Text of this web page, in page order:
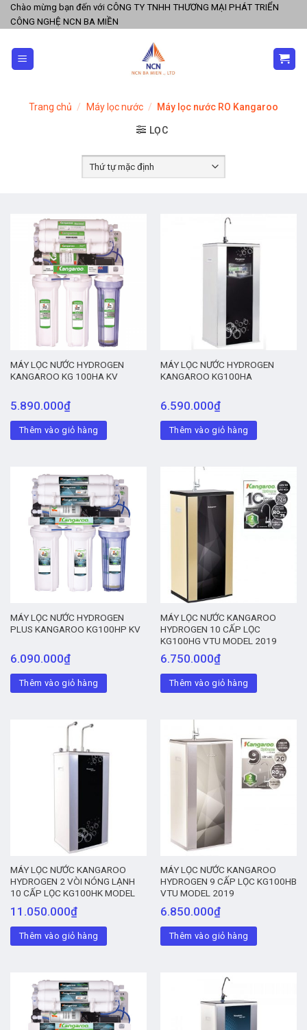
SkipChào mừng bạn đến với CÔNG TY TNHH THƯƠNG MẠI PHÁT TRIỂN
CÔNG NGHỆ NCN BA MIỀN
Trang chủ / Máy lọc nước / Máy lọc nước RO Kangaroo
LỌC
MÁY LỌC NƯỚC HYDROGEN
KANGAROO KG 100HA KV
5.890.000₫
Thêm vào giỏ hàng
MÁY LỌC NƯỚC HYDROGEN
KANGAROO KG100HA
6.590.000₫
Thêm vào giỏ hàng
MÁY LỌC NƯỚC HYDROGEN
PLUS KANGAROO KG100HP KV
6.090.000₫
Thêm vào giỏ hàng
MÁY LỌC NƯỚC KANGAROO
HYDROGEN 10 CẤP LỌC
KG100HG VTU MODEL 2019
6.750.000₫
Thêm vào giỏ hàng
MÁY LỌC NƯỚC KANGAROO
HYDROGEN 2 VÒI NÓNG LẠNH
10 CẤP LỌC KG100HK MODEL
2019
11.050.000₫
Thêm vào giỏ hàng
MÁY LỌC NƯỚC KANGAROO
HYDROGEN 9 CẤP LỌC KG100HB
VTU MODEL 2019
6.850.000₫
Thêm vào giỏ hàng